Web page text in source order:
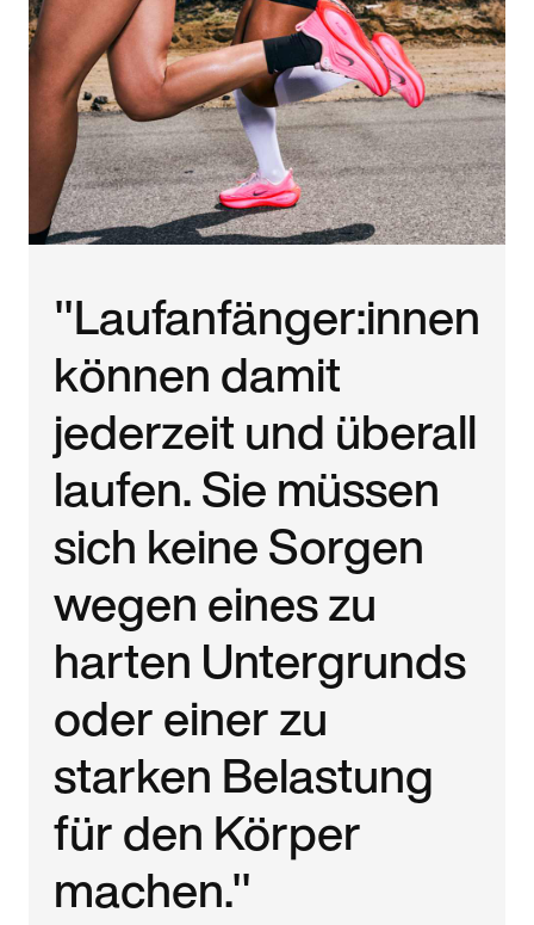
"Laufanfänger:innen
können damit
jederzeit und überall
laufen. Sie müssen
sich keine Sorgen
wegen eines zu
harten Untergrunds
oder einer zu
starken Belastung
für den Körper
machen."